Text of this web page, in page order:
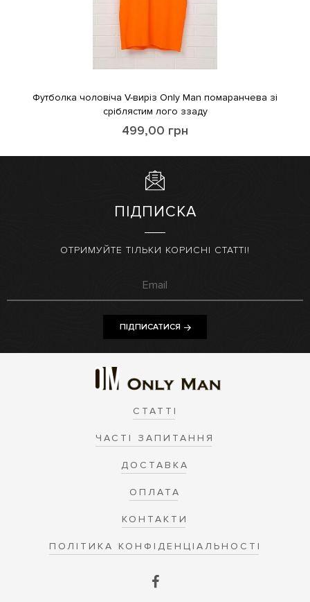
Футболка чоловіча V-виріз Only Man помаранчева зі
сріблястим лого ззаду
499,00 грн
ПІДПИСКА
ОТРИМУЙТЕ ТІЛЬКИ КОРИСНІ СТАТТІ!
ПІДПИСАТИСЯ
СТАТТІ
ЧАСТІ ЗАПИТАННЯ
ДОСТАВКА
ОПЛАТА
КОНТАКТИ
ПОЛІТИКА КОНФІДЕНЦІАЛЬНОСТІ